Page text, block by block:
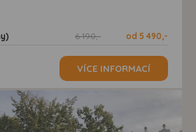
6 190,- od 5 490,-
VÍCE INFORMACÍ